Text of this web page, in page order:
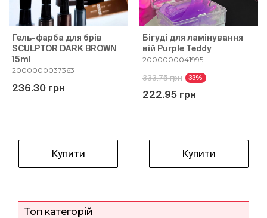
Гель-фарба для брів
SCULPTOR DARK BROWN
15ml
2000000037363
236.30 грн
Купити
Бігуді для ламінування
вій Purple Teddy
2000000041995
333.75 грн 33%
222.95 грн
Купити
Топ категорій